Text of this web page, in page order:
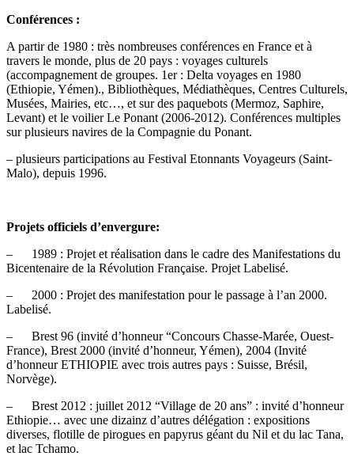
Conférences :
A partir de 1980 : très nombreuses conférences en France et à
travers le monde, plus de 20 pays : voyages culturels
(accompagnement de groupes. 1er : Delta voyages en 1980
(Ethiopie, Yémen)., Bibliothèques, Médiathèques, Centres Culturels,
Musées, Mairies, etc…, et sur des paquebots (Mermoz, Saphire,
Levant) et le voilier Le Ponant (2006-2012). Conférences multiples
sur plusieurs navires de la Compagnie du Ponant.
– plusieurs participations au Festival Etonnants Voyageurs (Saint-
Malo), depuis 1996.
Projets officiels d’envergure:
– 1989 : Projet et réalisation dans le cadre des Manifestations du
Bicentenaire de la Révolution Française. Projet Labelisé.
– 2000 : Projet des manifestation pour le passage à l’an 2000.
Labelisé.
– Brest 96 (invité d’honneur “Concours Chasse-Marée, Ouest-
France), Brest 2000 (invité d’honneur, Yémen), 2004 (Invité
d’honneur ETHIOPIE avec trois autres pays : Suisse, Brésil,
Norvège).
– Brest 2012 : juillet 2012 “Village de 20 ans” : invité d’honneur
Ethiopie… avec une dizainz d’autres délégation : expositions
diverses, flotille de pirogues en papyrus géant du Nil et du lac Tana,
et lac Tchamo.